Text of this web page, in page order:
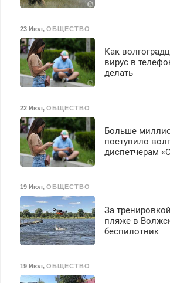
23 Июл, ОБЩЕСТВО
Как
вирус в
делать
22 Июл, ОБЩЕСТВО
Больше
поступило
диспетчерам
19 Июл, ОБЩЕСТВО
За
пляже в
беспилотник
19 Июл, ОБЩЕСТВО